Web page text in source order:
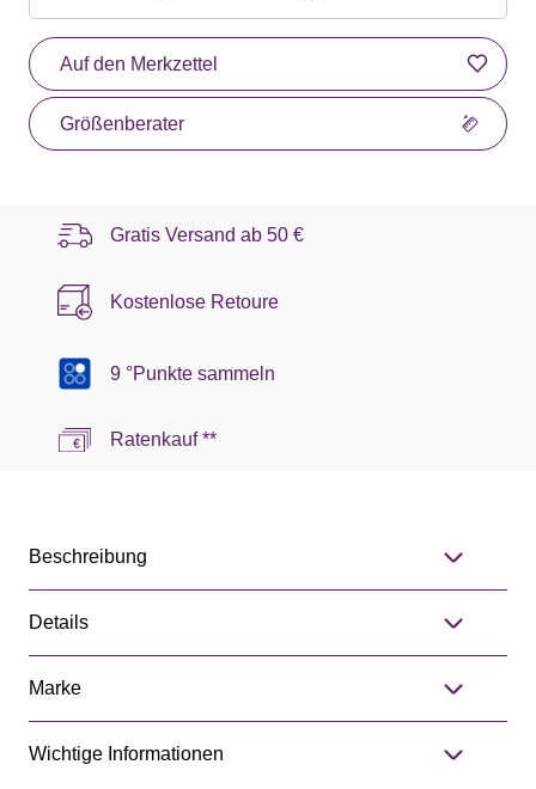
Auf den Merkzettel
Größenberater
Gratis Versand ab 50 €
Kostenlose Retoure
9 °Punkte sammeln
Ratenkauf **
Beschreibung
Details
Marke
Wichtige Informationen